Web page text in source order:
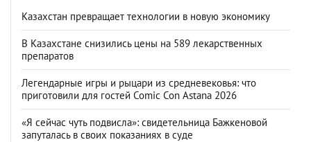
Казахстан превращает технологии в новую экономику
В Казахстане снизились цены на 589 лекарственных
препаратов
Легендарные игры и рыцари из средневековья: что
приготовили для гостей Comic Con Astana 2026
«Я сейчас чуть подвисла»: свидетельница Бажкеновой
запуталась в своих показаниях в суде